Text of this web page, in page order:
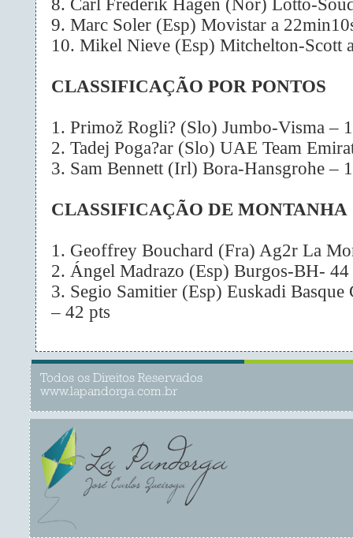
8. Carl Frederik Hagen (Nor) Lotto-
9. Marc Soler (Esp) Movistar a
10. Mikel Nieve (Esp) Mitchelton-Scott
CLASSIFICAÇÃO POR PONTOS
1. Primož Rogli? (Slo) Jumbo-Visma –
2. Tadej Poga?ar (Slo) UAE Team
3. Sam Bennett (Irl) Bora-Hansgrohe –
CLASSIFICAÇÃO DE MONTANHA
1. Geoffrey Bouchard (Fra) Ag2r La
2. Ángel Madrazo (Esp) Burgos-BH- 44
3. Segio Samitier (Esp) Euskadi
– 42 pts
Todos os Direitos Reservados
www.lapandorga.com.br